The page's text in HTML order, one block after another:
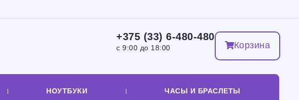
+375 (33) 6-480-480
с 9:00 до 18:00 Корзина
НОУТБУКИ ЧАСЫ И БРАСЛЕТЫ